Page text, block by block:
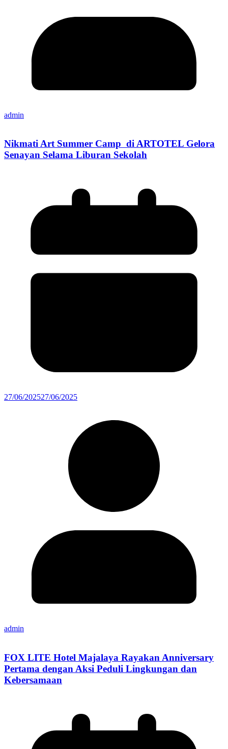
admin
Nikmati Art Summer Camp di ARTOTEL Gelora
Senayan Selama Liburan Sekolah
27/06/202527/06/2025
admin
FOX LITE Hotel Majalaya Rayakan Anniversary
Pertama dengan Aksi Peduli Lingkungan dan
Kebersamaan